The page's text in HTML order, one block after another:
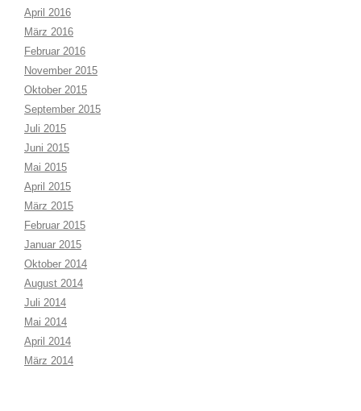
April 2016
März 2016
Februar 2016
November 2015
Oktober 2015
September 2015
Juli 2015
Juni 2015
Mai 2015
April 2015
März 2015
Februar 2015
Januar 2015
Oktober 2014
August 2014
Juli 2014
Mai 2014
April 2014
März 2014